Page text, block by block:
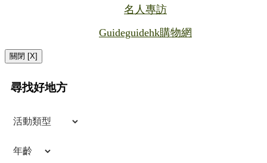
名人專訪
Guideguidehk購物網
關閉 [X]
尋找好地方